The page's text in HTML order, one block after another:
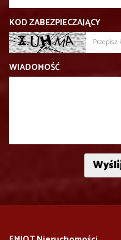
KOD ZABEZPIECZAJĄCY
WIADOMOŚĆ